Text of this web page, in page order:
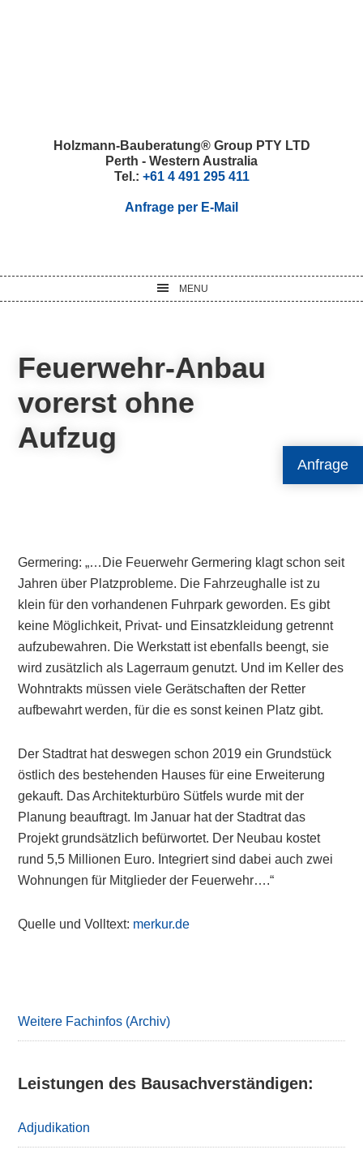
Anfrage
Holzmann-Bauberatung® Group PTY LTD
Perth - Western Australia
Tel.: +61 4 491 295 411
Anfrage per E-Mail
MENU
Feuerwehr-Anbau
vorerst ohne
Aufzug
Germering: „…Die Feuerwehr Germering klagt schon seit
Jahren über Platzprobleme. Die Fahrzeughalle ist zu
klein für den vorhandenen Fuhrpark geworden. Es gibt
keine Möglichkeit, Privat- und Einsatzkleidung getrennt
aufzubewahren. Die Werkstatt ist ebenfalls beengt, sie
wird zusätzlich als Lagerraum genutzt. Und im Keller des
Wohntrakts müssen viele Gerätschaften der Retter
aufbewahrt werden, für die es sonst keinen Platz gibt.
Der Stadtrat hat deswegen schon 2019 ein Grundstück
östlich des bestehenden Hauses für eine Erweiterung
gekauft. Das Architekturbüro Sütfels wurde mit der
Planung beauftragt. Im Januar hat der Stadtrat das
Projekt grundsätzlich befürwortet. Der Neubau kostet
rund 5,5 Millionen Euro. Integriert sind dabei auch zwei
Wohnungen für Mitglieder der Feuerwehr….“
Quelle und Volltext: merkur.de
Weitere Fachinfos (Archiv)
Leistungen des Bausachverständigen:
Adjudikation